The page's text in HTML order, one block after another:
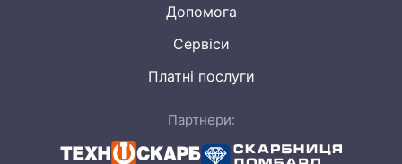
Допомога
Сервіси
Платні послуги
Партнери: